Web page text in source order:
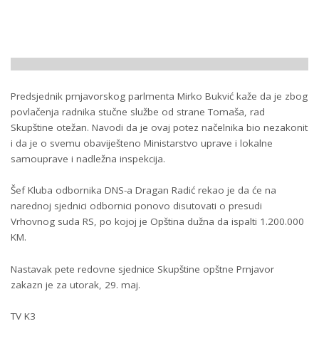
Predsjednik prnjavorskog parlmenta Mirko Bukvić kaže da je zbog
povlačenja radnika stučne službe od strane Tomaša, rad
Skupštine otežan. Navodi da je ovaj potez načelnika bio nezakonit
i da je o svemu obaviješteno Ministarstvo uprave i lokalne
samouprave i nadležna inspekcija.
Šef Kluba odbornika DNS-a Dragan Radić rekao je da će na
narednoj sjednici odbornici ponovo disutovati o presudi
Vrhovnog suda RS, po kojoj je Opština dužna da ispalti 1.200.000
KM.
Nastavak pete redovne sjednice Skupštine opštne Prnjavor
zakazn je za utorak, 29. maj.
TV K3